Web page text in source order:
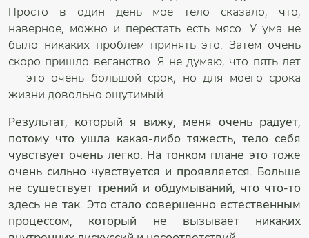
Просто в один день моё тело сказало, что,
наверное, можно и перестать есть мясо. У ума не
было никаких проблем принять это. Затем очень
скоро пришло веганство. Я не думаю, что пять лет
— это очень большой срок, но для моего срока
жизни довольно ощутимый.
Результат, который я вижу, меня очень радует,
потому что ушла какая-либо тяжесть, тело себя
чувствует очень легко. На тонком плане это тоже
очень сильно чувствуется и проявляется. Больше
не существует трений и обдумываний, что что-то
здесь не так. Это стало совершенно естественным
процессом, который не вызывает никаких